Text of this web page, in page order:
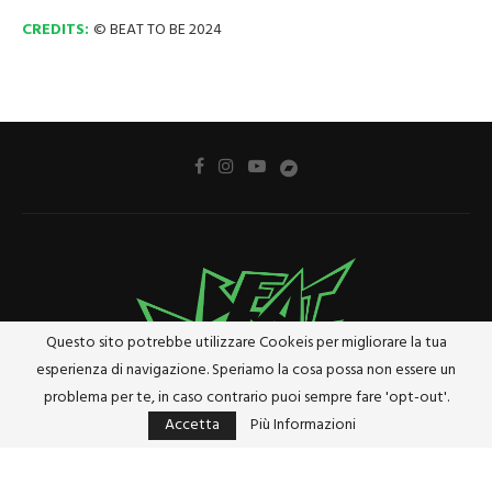
CREDITS: © BEAT TO BE 2024
Cookie Policy
Questo sito potrebbe utilizzare Cookeis per migliorare la tua
esperienza di navigazione. Speriamo la cosa possa non essere un
problema per te, in caso contrario puoi sempre fare 'opt-out'.
Accetta
Più Informazioni